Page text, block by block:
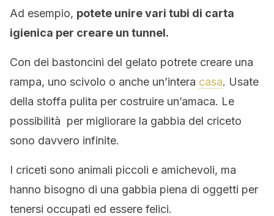
Ad esempio, potete unire vari tubi di carta
igienica per creare un tunnel.
Con dei bastoncini del gelato potrete creare una
rampa, uno scivolo o anche un’intera casa. Usate
della stoffa pulita per costruire un’amaca. Le
possibilità per migliorare la gabbia del criceto
sono davvero infinite.
I criceti sono animali piccoli e amichevoli, ma
hanno bisogno di una gabbia piena di oggetti per
tenersi occupati ed essere felici.